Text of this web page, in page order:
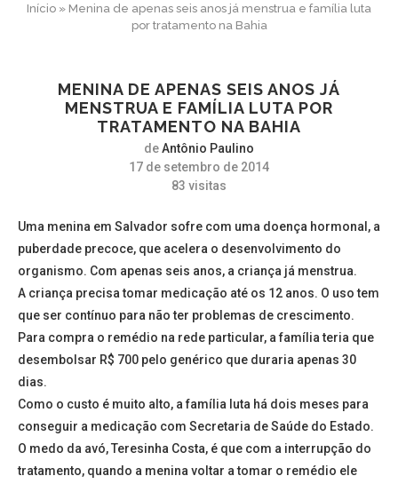
Início » Menina de apenas seis anos já menstrua e família luta
por tratamento na Bahia
MENINA DE APENAS SEIS ANOS JÁ
MENSTRUA E FAMÍLIA LUTA POR
TRATAMENTO NA BAHIA
deAntônio Paulino
17 de setembro de 2014
83 visitas
Uma menina em Salvador sofre com uma doença hormonal, a
puberdade precoce, que acelera o desenvolvimento do
organismo. Com apenas seis anos, a criança já menstrua.
A criança precisa tomar medicação até os 12 anos. O uso tem
que ser contínuo para não ter problemas de crescimento.
Para compra o remédio na rede particular, a família teria que
desembolsar R$ 700 pelo genérico que duraria apenas 30
dias.
Como o custo é muito alto, a família luta há dois meses para
conseguir a medicação com Secretaria de Saúde do Estado.
O medo da avó, Teresinha Costa, é que com a interrupção do
tratamento, quando a menina voltar a tomar o remédio ele